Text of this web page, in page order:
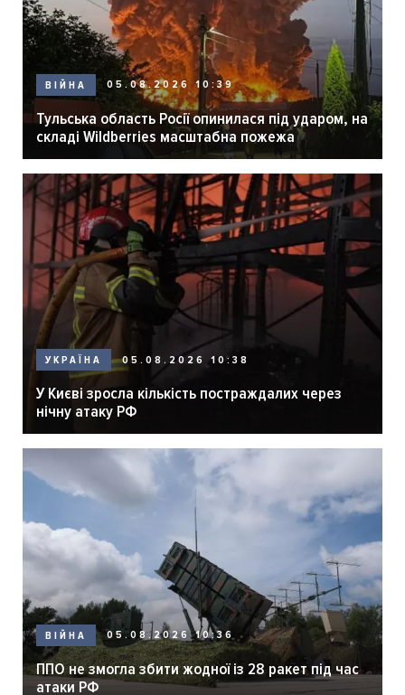
ВІЙНА 05.08.2026 10:39
Тульська область Росії опинилася під ударом, на
складі Wildberries масштабна пожежа
УКРАЇНА 05.08.2026 10:38
У Києві зросла кількість постраждалих через
нічну атаку РФ
ВІЙНА 05.08.2026 10:36
ППО не змогла збити жодної із 28 ракет під час
атаки РФ